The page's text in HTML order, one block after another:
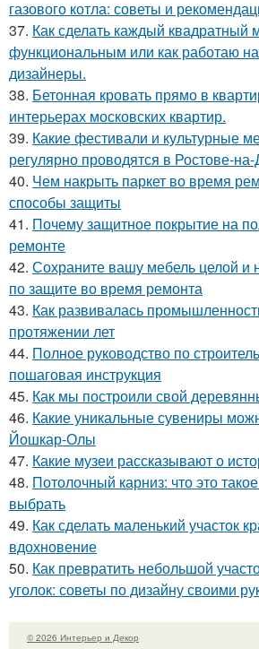
газового котла: советы и
37. Как сделать каждый квадратный
функциональным или как работаю
дизайнеры.
38. Бетонная кровать прямо в
интерьерах московских квартир.
39. Какие фестивали и культурные
регулярно проводятся в Ростове-
40. Чем накрыть паркет во время
способы защиты
41. Почему защитное покрытие на
ремонте
42. Сохраните вашу мебель целой и
по защите во время ремонта
43. Как развивалась
протяжении лет
44. Полное руководство по
пошаговая инструкция
45. Как мы построили свой
46. Какие уникальные сувениры
Йошкар-Олы
47. Какие музеи рассказывают о
48. Потолочный карниз: что это
выбрать
49. Как сделать маленький участок
вдохновение
50. Как превратить небольшой
уголок: советы по дизайну своими
© 2026 Интерьер и Декор